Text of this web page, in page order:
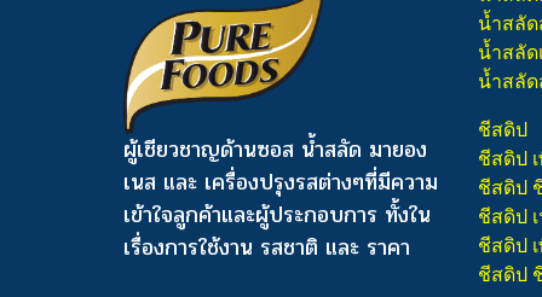
ผู้เชียวชาญด้านซอส น้ำสลัด มายอง
เนส และ เครื่องปรุงรสต่างๆที่มีความ
เข้าใจลูกค้าและผู้ประกอบการ ทั้งใน
เรื่องการใช้งาน รสชาติ และ ราคา
น้ำสลั
น้ำสลั
น้ำสลั
ชีสดิป
ชีสดิป
ชีสดิป
ชีสดิป
ชีสดิป
ชีสดิป